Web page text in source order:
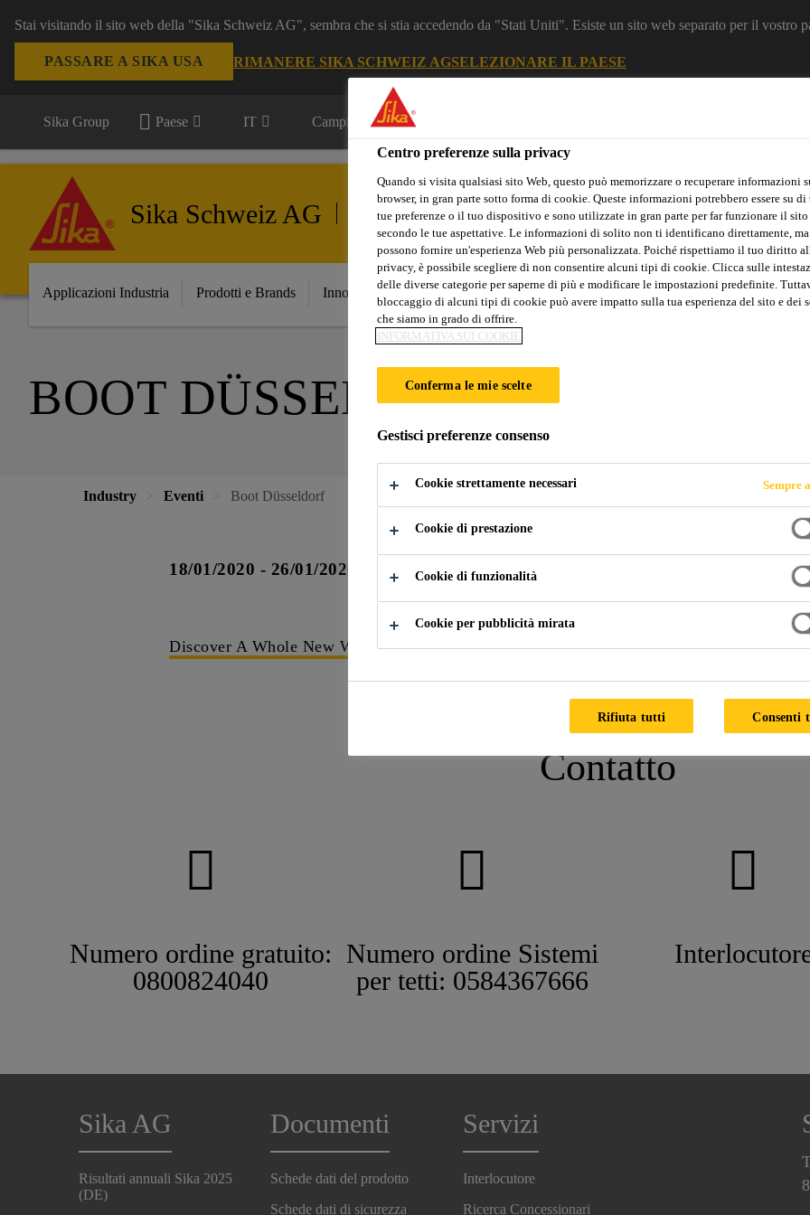
Stai visitando il sito web della "Sika Schweiz AG", sembra che si stia accedendo da "Stati Uniti". Esiste un sito web separato per il vostro
PASSARE A SIKA USA RIMANERE SIKA SCHWEIZ AGSELEZIONARE IL PAESE
Sika Group Paese IT Campi d'applicazione
Sika Schweiz AG Industria Segmenti
Applicazioni Industria Prodotti e Brands Innovazione Servizi News Download Center Chi siamo
BOOT DÜSSELDORF
Industry Eventi Boot Düsseldorf
18/01/2020 - 26/01/2020 DÜSSELDORF, GERMANY
Discover A Whole New World
Contatto
Numero ordine gratuito:
0800824040
Numero ordine Sistemi
per tetti: 0584367666
Sika AG
Risultati annuali Sika 2025
(DE)
Documenti
Schede dati del prodotto
Schede dati di sicurezza
Servizi
Interlocutore
Ricerca Concessionari
Centro preferenze sulla privacy
Quando si visita qualsiasi sito Web, questo può memorizzare o recuperare informazioni
browser, in gran parte sotto forma di cookie. Queste informazioni potrebbero essere su di
tue preferenze o il tuo dispositivo e sono utilizzate in gran parte per far funzionare il sito
secondo le tue aspettative. Le informazioni di solito non ti identificano direttamente, ma
possono fornire un'esperienza Web più personalizzata. Poiché rispettiamo il tuo diritto
privacy, è possibile scegliere di non consentire alcuni tipi di cookie. Clicca sulle
delle diverse categorie per saperne di più e modificare le impostazioni predefinite.
bloccaggio di alcuni tipi di cookie può avere impatto sulla tua esperienza del sito e dei
che siamo in grado di offrire.
INFORMATIVA SUI COOKIE
Conferma le mie scelte
Gestisci preferenze consenso
Cookie strettamente necessari Sempre
Cookie di prestazione
Cookie di funzionalità
Cookie per pubblicità mirata
Rifiuta tutti Consenti